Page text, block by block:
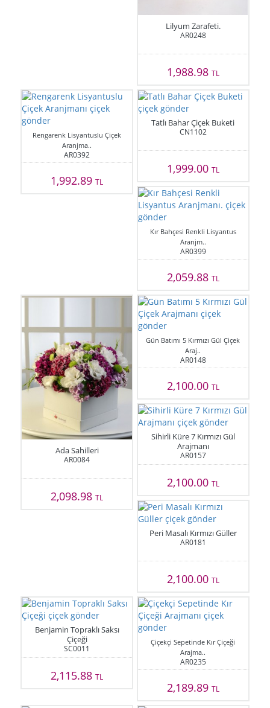
Lilyum Zarafeti.
AR0248
1,988.98 TL
Rengarenk Lisyantuslu Çiçek
Aranjma..
AR0392
1,992.89TL
Tatlı Bahar Çiçek Buketi
CN1102
1,999.00 TL
Kır Bahçesi Renkli Lisyantus
Aranjm..
AR0399
2,059.88 TL
Ada Sahilleri
AR0084
2,098.98TL
Gün Batımı 5 Kırmızı Gül Çiçek
Araj..
AR0148
2,100.00 TL
Sihirli Küre 7 Kırmızı Gül
Arajmanı
AR0157
2,100.00 TL
Peri Masalı Kırmızı Güller
AR0181
2,100.00 TL
Benjamin Topraklı Saksı
Çiçeği
SC0011
2,115.88TL
Çiçekçi Sepetinde Kır Çiçeği
Arajma..
AR0235
2,189.89 TL